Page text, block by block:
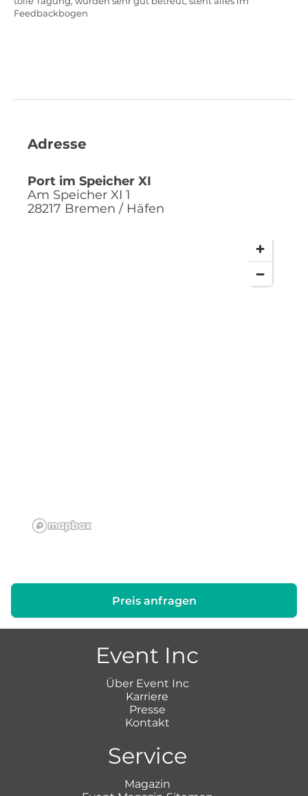
Feedbackbogen
Adresse
Port im Speicher XI
Am Speicher XI 1
28217 Bremen / Häfen
Preis anfragen
Event Inc
Über Event Inc
Karriere
Presse
Kontakt
Service
Magazin